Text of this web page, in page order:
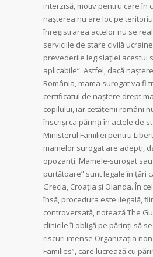
interzisă, motiv pentru care în
nașterea nu are loc pe
înregistrarea actelor nu se
serviciile de stare civilă
prevederile legislației acestui
aplicabile”. Astfel, dacă
România, mama surogat va fi
certificatul de naștere drept
copilului, iar cetățenii români
înscriși ca părinți în actele de
Ministerul Familiei pentru
mamelor surogat are adepți,
opozanți. Mamele-surogat sau
purtătoare” sunt legale în țări
Grecia, Croația și Olanda. În
însă, procedura este ilegală,
controversată, notează The
clinicile îi obligă pe părinți să
riscuri imense Organizația
Families”, care lucrează cu